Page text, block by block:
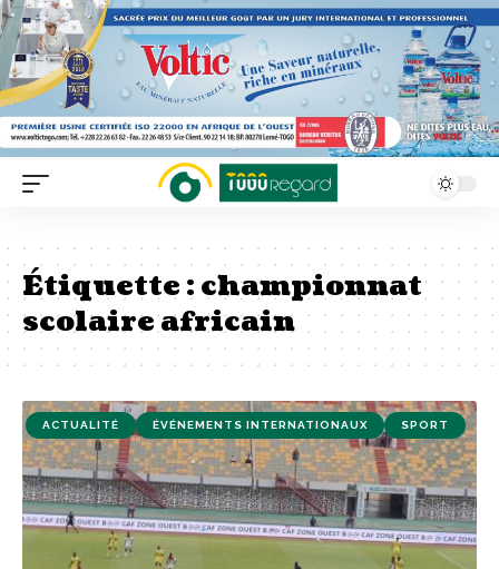
Étiquette :championnat
scolaire africain
ACTUALITÉ ÉVÉNEMENTS INTERNATIONAUX SPORT